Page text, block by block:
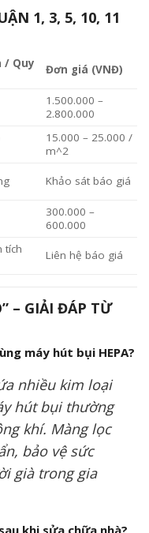
1, 3, 5, 10, 11
/ Quy
Đơn giá (VNĐ)
1.500.000 –
2.800.000
15.000 – 25.000 /
m^2
Khảo sát báo giá
300.000 –
600.000
tích
Liên hệ báo giá
– GIẢI ĐÁP TỪ
máy hút bụi HEPA?
nhiều kim loại
hút bụi thường
khí. Màng lọc
bảo vệ sức
già trong gia